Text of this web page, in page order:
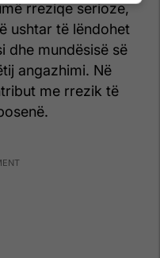
rreziqe serioze,
ushtar të lëndohet
dhe mundësisë së
angazhimi. Në
me rrezik të